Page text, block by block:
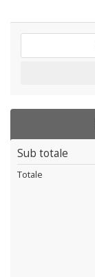
Sub totale
Totale